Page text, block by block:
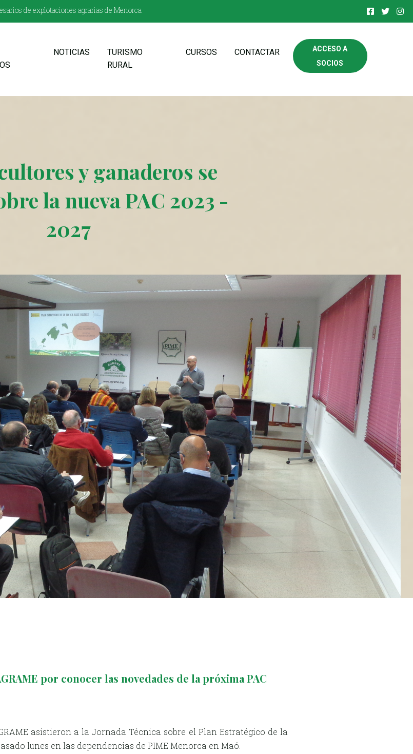
de explotaciones agrarias de Menorca
NOTICIAS
TURISMO
RURAL
CURSOS CONTACTAR
ACCESO A
SOCIOS
y ganaderos se
la nueva PAC 2023 -
2027
por conocer las novedades de la próxima PAC
asistieron a la Jornada Técnica sobre el Plan Estratégico de la
lunes en las dependencias de PIME Menorca en Maó.